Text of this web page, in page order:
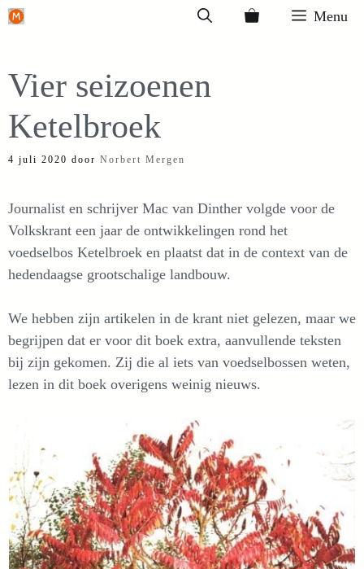
Ga
inhoud
Menu
Vier seizoenen
Ketelbroek
4 juli 2020 door Norbert Mergen
Journalist en schrijver Mac van Dinther volgde voor de
Volkskrant een jaar de ontwikkelingen rond het
voedselbos Ketelbroek en plaatst dat in de context van de
hedendaagse grootschalige landbouw.
We hebben zijn artikelen in de krant niet gelezen, maar we
begrijpen dat er voor dit boek extra, aanvullende teksten
bij zijn gekomen. Zij die al iets van voedselbossen weten,
lezen in dit boek overigens weinig nieuws.